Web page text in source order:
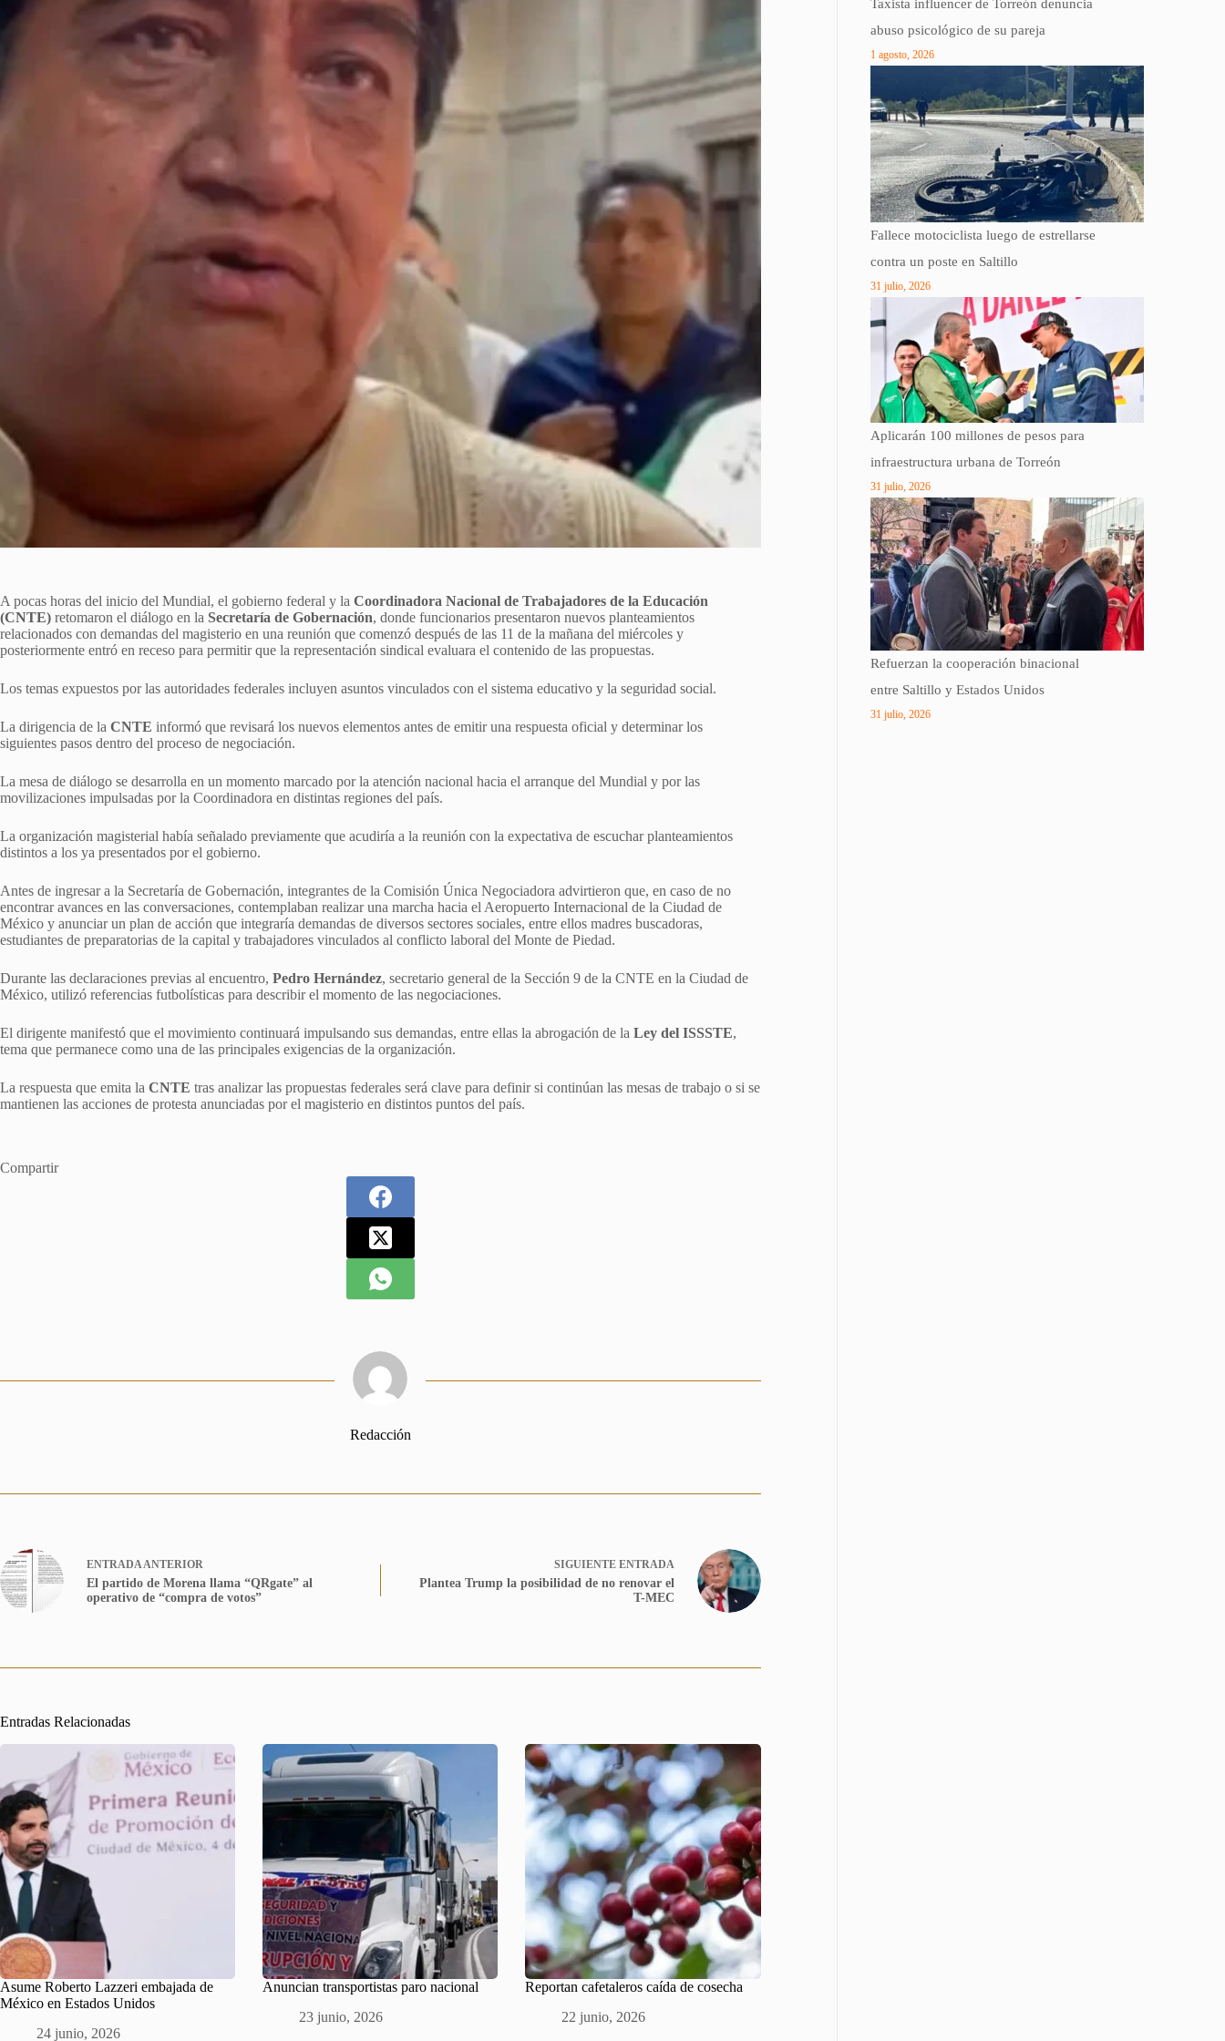
A pocas horas del inicio del Mundial, el gobierno federal y la Coordinadora Nacional de Trabajadores de la Educación
(CNTE) retomaron el diálogo en la Secretaría de Gobernación, donde funcionarios presentaron nuevos planteamientos
relacionados con demandas del magisterio en una reunión que comenzó después de las 11 de la mañana del miércoles y
posteriormente entró en receso para permitir que la representación sindical evaluara el contenido de las propuestas.
Los temas expuestos por las autoridades federales incluyen asuntos vinculados con el sistema educativo y la seguridad social.
La dirigencia de la CNTE informó que revisará los nuevos elementos antes de emitir una respuesta oficial y determinar los
siguientes pasos dentro del proceso de negociación.
La mesa de diálogo se desarrolla en un momento marcado por la atención nacional hacia el arranque del Mundial y por las
movilizaciones impulsadas por la Coordinadora en distintas regiones del país.
La organización magisterial había señalado previamente que acudiría a la reunión con la expectativa de escuchar planteamientos
distintos a los ya presentados por el gobierno.
Antes de ingresar a la Secretaría de Gobernación, integrantes de la Comisión Única Negociadora advirtieron que, en caso de no
encontrar avances en las conversaciones, contemplaban realizar una marcha hacia el Aeropuerto Internacional de la Ciudad de
México y anunciar un plan de acción que integraría demandas de diversos sectores sociales, entre ellos madres buscadoras,
estudiantes de preparatorias de la capital y trabajadores vinculados al conflicto laboral del Monte de Piedad.
Durante las declaraciones previas al encuentro, Pedro Hernández, secretario general de la Sección 9 de la CNTE en la Ciudad de
México, utilizó referencias futbolísticas para describir el momento de las negociaciones.
El dirigente manifestó que el movimiento continuará impulsando sus demandas, entre ellas la abrogación de la Ley del ISSSTE,
tema que permanece como una de las principales exigencias de la organización.
La respuesta que emita la CNTE tras analizar las propuestas federales será clave para definir si continúan las mesas de trabajo o si se
mantienen las acciones de protesta anunciadas por el magisterio en distintos puntos del país.
Compartir
Redacción
ENTRADAANTERIOR
El partido de Morena llama “QRgate” al
operativo de “compra de votos”
SIGUIENTE ENTRADA
Plantea Trump la posibilidad de no renovar el
T-MEC
Entradas Relacionadas
Asume Roberto Lazzeri embajada de
México en Estados Unidos
24 junio, 2026
Anuncian transportistas paro nacional
23 junio, 2026
Reportan cafetaleros caída de cosecha
22 junio, 2026
Taxista influencer de Torreón denuncia
abuso psicológico de su pareja
1 agosto, 2026
Fallece motociclista luego de estrellarse
contra un poste en Saltillo
31 julio, 2026
Aplicarán 100 millones de pesos para
infraestructura urbana de Torreón
31 julio, 2026
Refuerzan la cooperación binacional
entre Saltillo y Estados Unidos
31 julio, 2026